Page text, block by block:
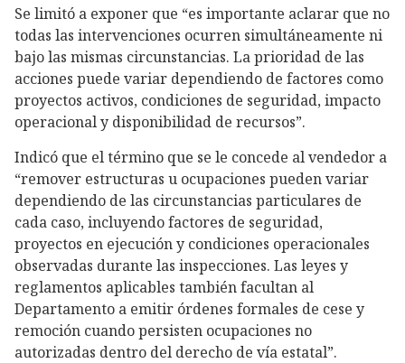
Se limitó a exponer que “es importante aclarar que no
todas las intervenciones ocurren simultáneamente ni
bajo las mismas circunstancias. La prioridad de las
acciones puede variar dependiendo de factores como
proyectos activos, condiciones de seguridad, impacto
operacional y disponibilidad de recursos”.
Indicó que el término que se le concede al vendedor a
“remover estructuras u ocupaciones pueden variar
dependiendo de las circunstancias particulares de
cada caso, incluyendo factores de seguridad,
proyectos en ejecución y condiciones operacionales
observadas durante las inspecciones. Las leyes y
reglamentos aplicables también facultan al
Departamento a emitir órdenes formales de cese y
remoción cuando persisten ocupaciones no
autorizadas dentro del derecho de vía estatal”.